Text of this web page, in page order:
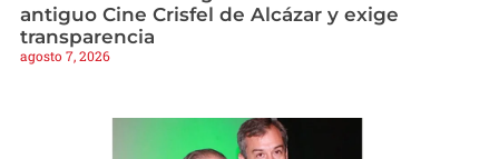
antiguo Cine Crisfel de Alcázar y exige
transparencia
agosto 7, 2026